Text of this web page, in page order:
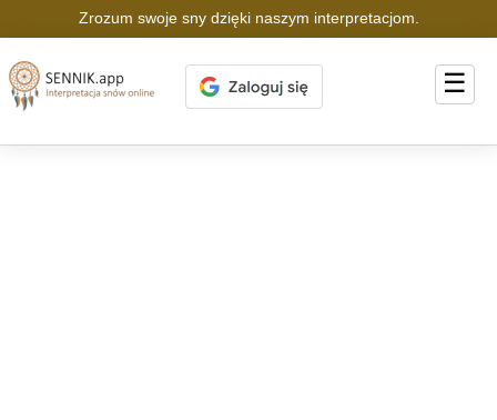
Zrozum swoje sny dzięki naszym interpretacjom.
☰